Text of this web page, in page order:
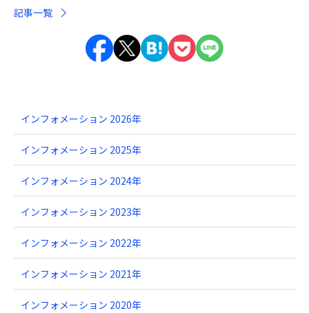
記事一覧
インフォメーション 2026年
インフォメーション 2025年
インフォメーション 2024年
インフォメーション 2023年
インフォメーション 2022年
インフォメーション 2021年
インフォメーション 2020年